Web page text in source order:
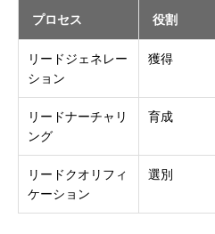
プロセス 役割
リードジェネレー
ション
獲得
リードナーチャリ
ング
育成
リードクオリフィ
ケーション
選別